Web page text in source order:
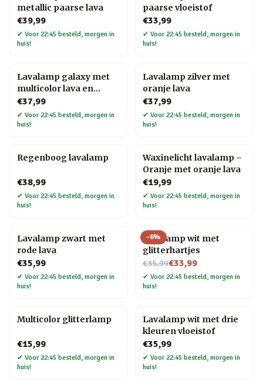
metallic paarse lava
€39,99
✔ Voor 22:45 besteld, morgen in
huis!
paarse vloeistof
€33,99
✔ Voor 22:45 besteld, morgen in
huis!
Lavalamp galaxy met
multicolor lava en
glitters
€37,99
✔ Voor 22:45 besteld, morgen in
huis!
Lavalamp zilver met
oranje lava
€37,99
✔ Voor 22:45 besteld, morgen in
huis!
Regenboog lavalamp
€38,99
✔ Voor 22:45 besteld, morgen in
huis!
Waxinelicht lavalamp –
Oranje met oranje lava
€19,99
✔ Voor 22:45 besteld, morgen in
huis!
Lavalamp zwart met
rode lava
€35,99
✔ Voor 22:45 besteld, morgen in
huis!
-6%
Lavalamp wit met
glitterhartjes
€35,99
Nu voor€33,99
✔ Voor 22:45 besteld, morgen in
huis!
Multicolor glitterlamp
€15,99
✔ Voor 22:45 besteld, morgen in
huis!
Lavalamp wit met drie
kleuren vloeistof
€35,99
✔ Voor 22:45 besteld, morgen in
huis!